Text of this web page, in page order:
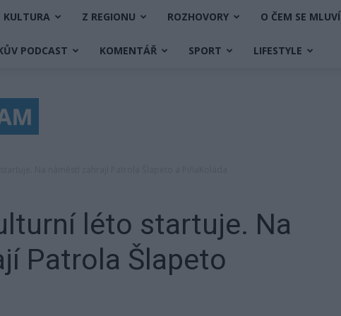
KULTURA Z REGIONU ROZHOVORY O ČEM SE MLUVÍ
PODCAST KOMENTÁŘ SPORT LIFESTYLE
léto startuje. Na
Patrola Šlapeto